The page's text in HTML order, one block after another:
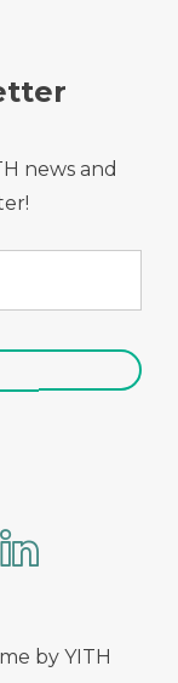
news and
by YITH